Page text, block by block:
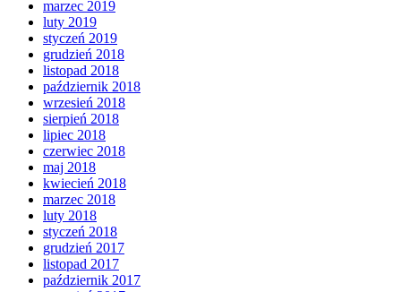
marzec 2019
luty 2019
styczeń 2019
grudzień 2018
listopad 2018
październik 2018
wrzesień 2018
sierpień 2018
lipiec 2018
czerwiec 2018
maj 2018
kwiecień 2018
marzec 2018
luty 2018
styczeń 2018
grudzień 2017
listopad 2017
październik 2017